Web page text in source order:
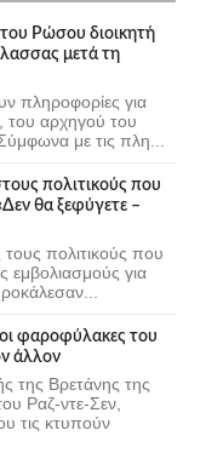
Ρώσου διοικητή
μετά τη
πληροφορίες για
αρχηγού του
με τις πλη...
πολιτικούς που
θα ξεφύγετε –
πολιτικούς που
εμβολιασμούς για
φαροφύλακες του
άλλον
της Βρετάνης της
Ραζ-ντε-Σεν,
τις κτυπούν